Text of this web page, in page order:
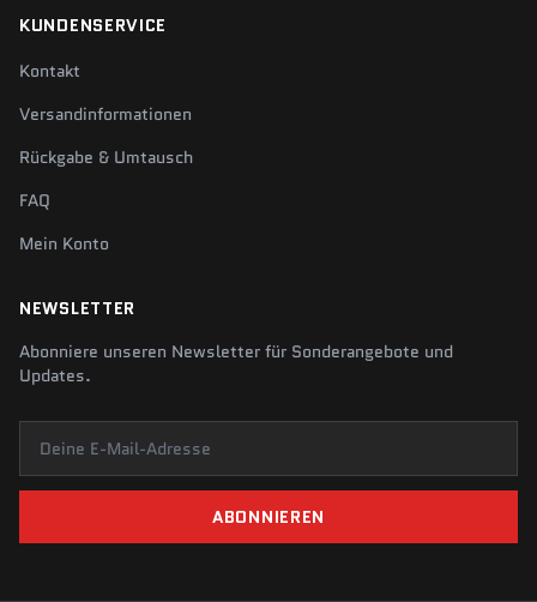
KUNDENSERVICE
Kontakt
Versandinformationen
Rückgabe & Umtausch
FAQ
Mein Konto
NEWSLETTER
Abonniere unseren Newsletter für Sonderangebote und
Updates.
Deine E-Mail-Adresse
ABONNIEREN